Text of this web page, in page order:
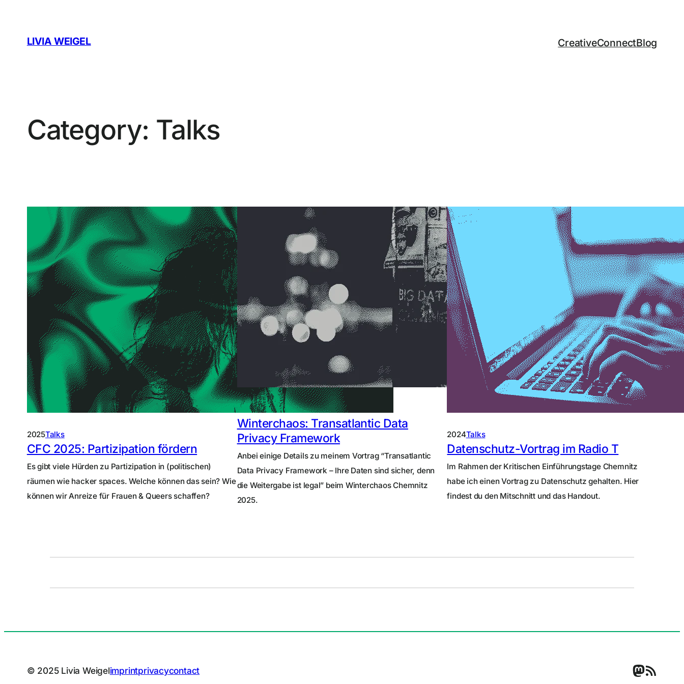
contentLIVIA WEIGEL CreativeConnectBlog
Category: Talks
2025Talks
CFC 2025: Partizipation fördern
Es gibt viele Hürden zu Partizipation in (politischen)
räumen wie hacker spaces. Welche können das sein? Wie
können wir Anreize für Frauen & Queers schaffen?
2025Talks
Winterchaos: Transatlantic Data
Privacy Framework
Anbei einige Details zu meinem Vortrag “Transatlantic
Data Privacy Framework – Ihre Daten sind sicher, denn
die Weitergabe ist legal” beim Winterchaos Chemnitz
2025.
2024Talks
Datenschutz-Vortrag im Radio T
Im Rahmen der Kritischen Einführungstage Chemnitz
habe ich einen Vortrag zu Datenschutz gehalten. Hier
findest du den Mitschnitt und das Handout.
© 2025 Livia Weigelimprintprivacycontact RSS Feed